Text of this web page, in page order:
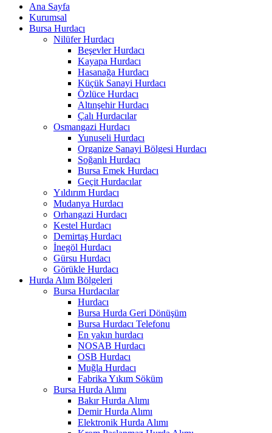
Ana Sayfa
Kurumsal
Bursa Hurdacı
Nilüfer Hurdacı
Beşevler Hurdacı
Kayapa Hurdacı
Hasanağa Hurdacı
Küçük Sanayi Hurdacı
Özlüce Hurdacı
Altınşehir Hurdacı
Çalı Hurdacılar
Osmangazi Hurdacı
Yunuseli Hurdacı
Organize Sanayi Bölgesi Hurdacı
Soğanlı Hurdacı
Bursa Emek Hurdacı
Geçit Hurdacılar
Yıldırım Hurdacı
Mudanya Hurdacı
Orhangazi Hurdacı
Kestel Hurdacı
Demirtaş Hurdacı
İnegöl Hurdacı
Gürsu Hurdacı
Görükle Hurdacı
Hurda Alım Bölgeleri
Bursa Hurdacılar
Hurdacı
Bursa Hurda Geri Dönüşüm
Bursa Hurdacı Telefonu
En yakın hurdacı
NOSAB Hurdacı
OSB Hurdacı
Muğla Hurdacı
Fabrika Yıkım Söküm
Bursa Hurda Alımı
Bakır Hurda Alımı
Demir Hurda Alımı
Elektronik Hurda Alımı